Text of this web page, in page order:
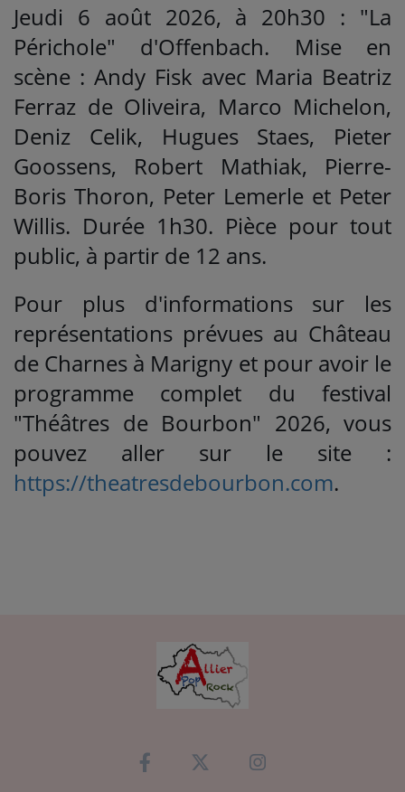
Jeudi 6 août 2026, à 20h30 : "La
Périchole" d'Offenbach. Mise en
scène : Andy Fisk avec Maria Beatriz
Ferraz de Oliveira, Marco Michelon,
Deniz Celik, Hugues Staes, Pieter
Goossens, Robert Mathiak, Pierre-
Boris Thoron, Peter Lemerle et Peter
Willis. Durée 1h30. Pièce pour tout
public, à partir de 12 ans.
Pour plus d'informations sur les
représentations prévues au Château
de Charnes à Marigny et pour avoir le
programme complet du festival
"Théâtres de Bourbon" 2026, vous
pouvez aller sur le site :
https://theatresdebourbon.com.